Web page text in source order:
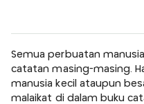
Semua perbuatan
catatan masing-masing.
manusia kecil ataupun
malaikat di dalam buku